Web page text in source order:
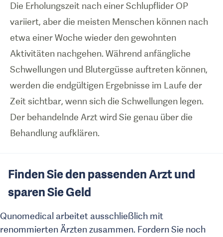
Die Erholungszeit nach einer Schlupflider OP
variiert, aber die meisten Menschen können nach
etwa einer Woche wieder den gewohnten
Aktivitäten nachgehen. Während anfängliche
Schwellungen und Blutergüsse auftreten können,
werden die endgültigen Ergebnisse im Laufe der
Zeit sichtbar, wenn sich die Schwellungen legen.
Der behandelnde Arzt wird Sie genau über die
Behandlung aufklären.
Finden Sie den passenden Arzt und
sparen Sie Geld
Qunomedical arbeitet ausschließlich mit
renommierten Ärzten zusammen. Fordern Sie noch